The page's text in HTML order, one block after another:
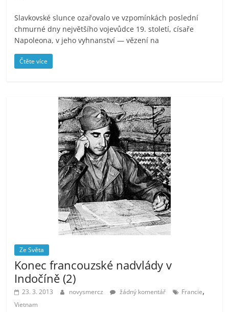
Slavkovské slunce ozařovalo ve vzpomínkách poslední
chmurné dny největšího vojevůdce 19. století, císaře
Napoleona, v jeho vyhnanství — vězení na
Čtěte více
Ze Světa
Konec francouzské nadvlády v
Indočíně (2)
23. 3. 2013 novysmercz žádný komentář Francie,
Vietnam